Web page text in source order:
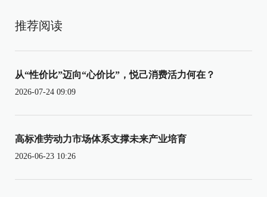
推荐阅读
从“性价比”迈向“心价比”，悦己消费活力何在？
2026-07-24 09:09
高标准劳动力市场体系支撑未来产业培育
2026-06-23 10:26